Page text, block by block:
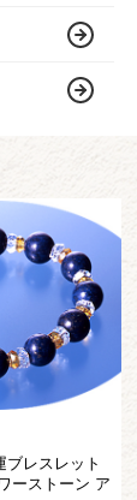
ブレスレット
ーストーン ア